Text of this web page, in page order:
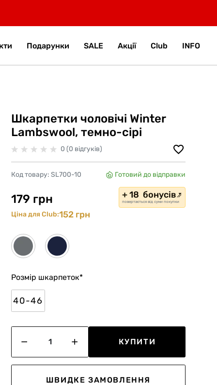
Подарунки SALE Акції Club INFO
Шкарпетки чоловічі Winter
Lambswool, темно-сірі
0 (0 відгуків)
Код товару: SL700-10 Готовий до відправки
179 грн + 18 бонусів
повертається від суми покупки
Ціна для Club:152 грн
Розмір шкарпеток*
40-46
КУПИТИ
ШВИДКЕ ЗАМОВЛЕННЯ